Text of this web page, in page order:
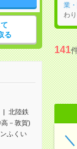
る
北陸鉄
高－敦賀)
ふくい
業
わ
141